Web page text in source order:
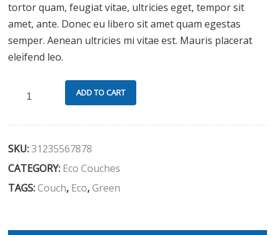
tortor quam, feugiat vitae, ultricies eget, tempor sit
amet, ante. Donec eu libero sit amet quam egestas
semper. Aenean ultricies mi vitae est. Mauris placerat
eleifend leo.
ADD TO CART
SKU:31235567878
CATEGORY: Eco Couches
TAGS:Couch, Eco,Green